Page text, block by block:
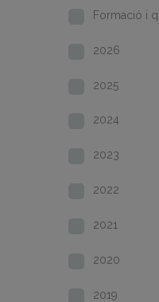
Formació i
2026
2025
2024
2023
2022
2021
2020
2019